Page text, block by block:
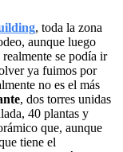
, toda la zona
aunque luego
se podía ir
ya fuimos por
no es el más
, dos torres unidas
40 plantas y
que, aunque
tiene el